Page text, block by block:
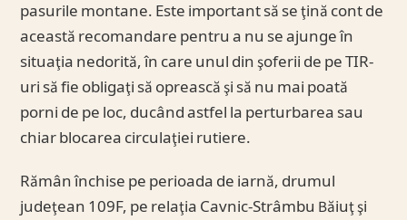
pasurile montane. Este important să se ţină cont de
această recomandare pentru a nu se ajunge în
situaţia nedorită, în care unul din şoferii de pe TIR-
uri să fie obligaţi să oprească şi să nu mai poată
porni de pe loc, ducând astfel la perturbarea sau
chiar blocarea circulaţiei rutiere.
Rămân închise pe perioada de iarnă, drumul
judeţean 109F, pe relaţia Cavnic-Strâmbu Băiuţ şi